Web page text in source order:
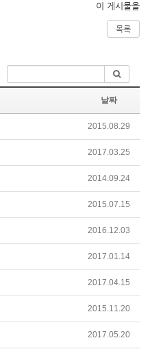
이 게시물을
목록
날짜
2015.08.29
2017.03.25
2014.09.24
2015.07.15
2016.12.03
2017.01.14
2017.04.15
2015.11.20
2017.05.20